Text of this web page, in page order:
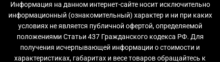
Информация на данном интернет-сайте носит исключительно
информационный (ознакомительный) характер и ни при каких
условиях не является публичной офертой, определяемой
положениями Статьи 437 Гражданского кодекса РФ. Для
получения исчерпывающей информации о стоимости и
характеристиках, габаритах и весе товаров обращайтесь к